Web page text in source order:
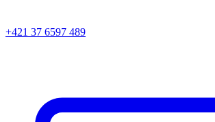
+421 37 6597 489